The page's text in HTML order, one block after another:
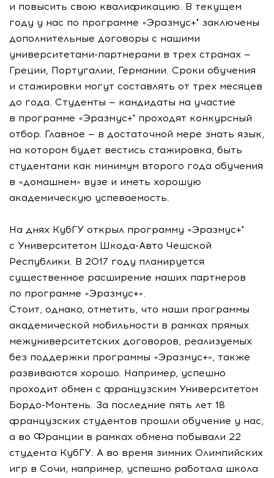
и повысить свою квалификацию. В текущем
году у нас по программе «Эразмус+" заключены
дополнительные договоры с нашими
университетами-партнерами в трех странах —
Греции, Португалии, Германии. Сроки обучения
и стажировки могут составлять от трех месяцев
до года. Студенты — кандидаты на участие
в программе «Эразмус+" проходят конкурсный
отбор. Главное — в достаточной мере знать язык,
на котором будет вестись стажировка, быть
студентами как минимум второго года обучения
в «домашнем» вузе и иметь хорошую
академическую успеваемость.
На днях КубГУ открыл программу «Эразмус+"
с Университетом Шкода-Авто Чешской
Республики. В 2017 году планируется
существенное расширение наших партнеров
по программе «Эразмус+».
Стоит, однако, отметить, что наши программы
академической мобильности в рамках прямых
межуниверситетских договоров, реализуемых
без поддержки программы «Эразмус+», также
развиваются хорошо. Например, успешно
проходит обмен с французским Университетом
Бордо-Монтень. За последние пять лет 18
французских студентов прошли обучение у нас,
а во Франции в рамках обмена побывали 22
студента КубГУ. А во время зимних Олимпийских
игр в Сочи, например, успешно работала школа